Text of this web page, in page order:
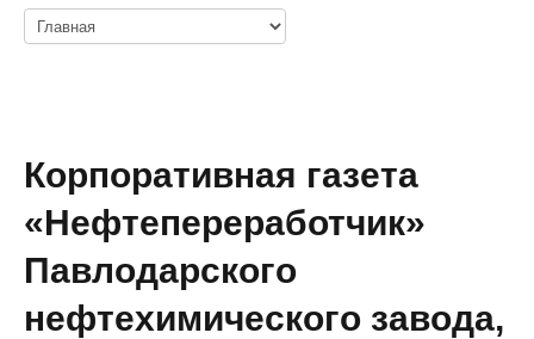
Корпоративная газета
«Нефтепереработчик»
Павлодарского
нефтехимического завода,